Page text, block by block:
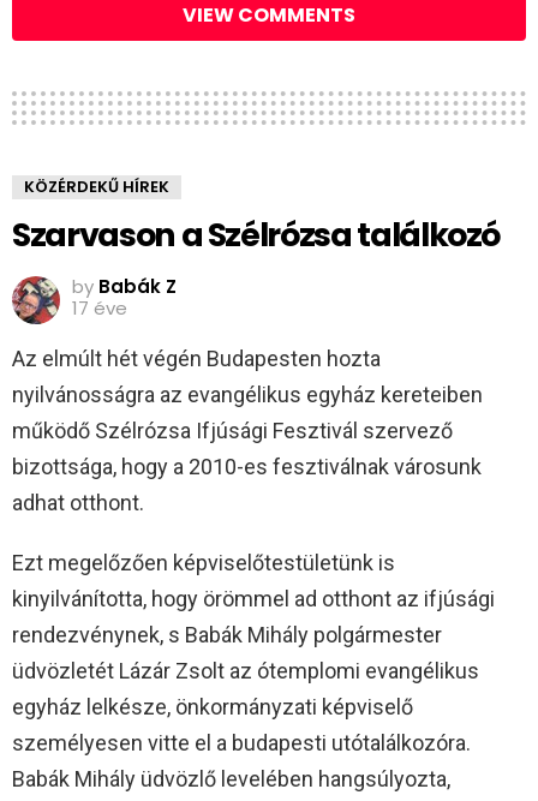
VIEW COMMENTS
KÖZÉRDEKŰ HÍREK
Szarvason a Szélrózsa találkozó
by Babák Z
17 éve
Az elmúlt hét végén Budapesten hozta
nyilvánosságra az evangélikus egyház kereteiben
működő Szélrózsa Ifjúsági Fesztivál szervező
bizottsága, hogy a 2010-es fesztiválnak városunk
adhat otthont.
Ezt megelőzően képviselőtestületünk is
kinyilvánította, hogy örömmel ad otthont az ifjúsági
rendezvénynek, s Babák Mihály polgármester
üdvözletét Lázár Zsolt az ótemplomi evangélikus
egyház lelkésze, önkormányzati képviselő
személyesen vitte el a budapesti utótalálkozóra.
Babák Mihály üdvözlő levelében hangsúlyozta,